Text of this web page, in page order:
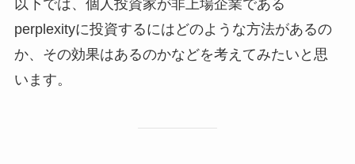
以下では、個人投資家が非上場企業である
perplexityに投資するにはどのような方法があるの
か、その効果はあるのかなどを考えてみたいと思
います。